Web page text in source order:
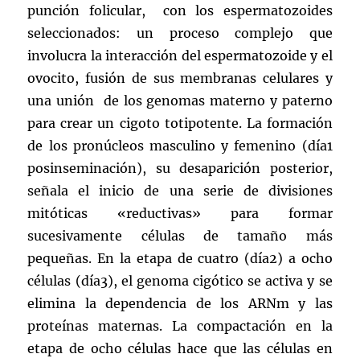
punción folicular, con los espermatozoides
seleccionados: un proceso complejo que
involucra la interacción del espermatozoide y el
ovocito, fusión de sus membranas celulares y
una unión de los genomas materno y paterno
para crear un cigoto totipotente. La formación
de los pronúcleos masculino y femenino (día1
posinseminación), su desaparición posterior,
señala el inicio de una serie de divisiones
mitóticas «reductivas» para formar
sucesivamente células de tamaño más
pequeñas. En la etapa de cuatro (día2) a ocho
células (día3), el genoma cigótico se activa y se
elimina la dependencia de los ARNm y las
proteínas maternas. La compactación en la
etapa de ocho células hace que las células en